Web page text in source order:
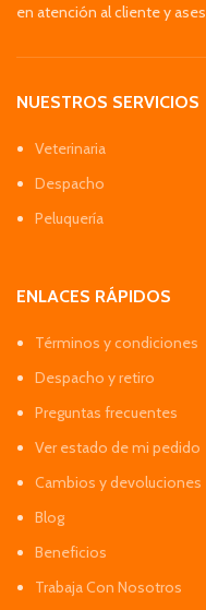
en atención al cliente y
NUESTROS SERVICIOS
Veterinaria
Despacho
Peluquería
ENLACES RÁPIDOS
Términos y condiciones
Despacho y retiro
Preguntas frecuentes
Ver estado de mi pedido
Cambios y devoluciones
Blog
Beneficios
Trabaja Con Nosotros